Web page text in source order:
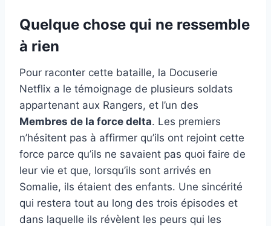
Quelque chose qui ne ressemble
à rien
Pour raconter cette bataille, la Docuserie
Netflix a le témoignage de plusieurs soldats
appartenant aux Rangers, et l’un des
Membres de la force delta. Les premiers
n’hésitent pas à affirmer qu’ils ont rejoint cette
force parce qu’ils ne savaient pas quoi faire de
leur vie et que, lorsqu’ils sont arrivés en
Somalie, ils étaient des enfants. Une sincérité
qui restera tout au long des trois épisodes et
dans laquelle ils révèlent les peurs qui les